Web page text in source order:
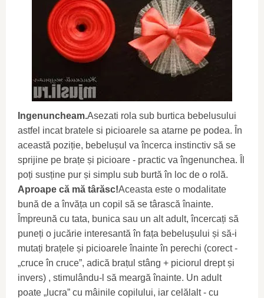
Ingenuncheam.Asezati rola sub burtica bebelusului
astfel incat bratele si picioarele sa atarne pe podea. În
această poziție, bebelușul va încerca instinctiv să se
sprijine pe brațe și picioare - practic va îngenunchea. Îl
poți susține pur și simplu sub burtă în loc de o rolă.
Aproape că mă târăsc!Aceasta este o modalitate
bună de a învăța un copil să se târască înainte.
Împreună cu tata, bunica sau un alt adult, încercați să
puneți o jucărie interesantă în fața bebelușului și să-i
mutați brațele și picioarele înainte în perechi (corect -
„cruce în cruce”, adică brațul stâng + piciorul drept și
invers) , stimulându-l să meargă înainte. Un adult
poate „lucra” cu mâinile copilului, iar celălalt - cu